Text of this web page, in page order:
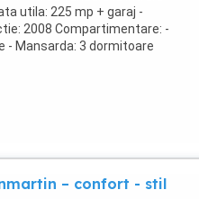
utila: 225 mp + garaj -
2008 Compartimentare: -
- Mansarda: 3 dormitoare
– confort - stil